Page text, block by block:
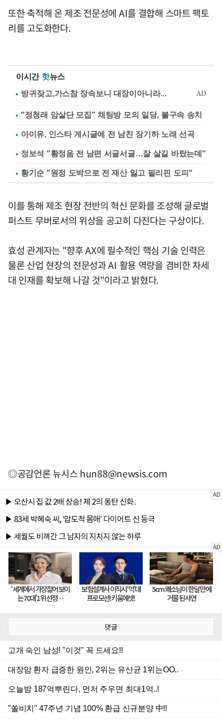
또한 축적해 온 제조 전문성에 AI를 결합해 스마트 팩토
리를 고도화한다.
이시간 핫뉴스
"정청래 암살단 모집" 채팅방 모의 일당, 불구속 송치
아이유, 인스타 게시글에 전 남친 장기하 노래 선곡
정보석 "황정음 전 남편 서글서글…잘 살길 바랐는데"
황기순 "원정 도박으로 전 재산 잃고 필리핀 도피"
이를 통해 제조 현장 전반의 혁신 문화를 조성해 글로벌
퍼스트 무버로서의 위상을 공고히 다진다는 구상이다.
효성 관계자는 "향후 AX에 필수적인 핵심 기술 인력은
물론 산업 현장의 전문성과 AI 활용 역량을 겸비한 차세
대 인재를 확보해 나갈 것"이라고 밝혔다.
◎공감언론 뉴시스hun88@newsis.com
댓글